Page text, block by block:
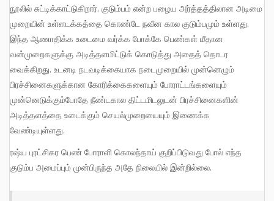
நூலில் சுட்டிக்காட்டுகிறார். குடும்பம் என்ற பழைய அர்த்தத்திலான அடிமை
முறையின் உள்ளடக்கத்தை கொண்டே நவீன கால குடும்பமும் உள்ளது.
இந்த ஆணாதிக்க உடைமை வர்க்க போக்கே பெண்கள் மீதான
வன்முறைகளுக்கு அடித்தளமிட்டுக் கொடுத்து அதைத் தொடர
வைக்கிறது. உடனடி நடவடிக்கையாக நடைமுறையில் முன்னெழும்
பிரச்சினைகளுக்கான கோரிக்கைகளையும் போராட்டங்களையும்
முன்னெடுக்கும்போதே நீண்டகால திட்டமிடலுடன் பிரச்சினைகளின்
அடித்தளத்தை உடைக்கும் செயல்முறையையும் இணைக்க
வேண்டியுள்ளது.
ரஷ்ய புரட்சிகர பெண் போராளி கொலந்தாய் குறிப்பிடுவது போல் எந்த
குடும்ப அமைப்பும் முன்பிருந்த அதே நிலையில் இன்றில்லை.